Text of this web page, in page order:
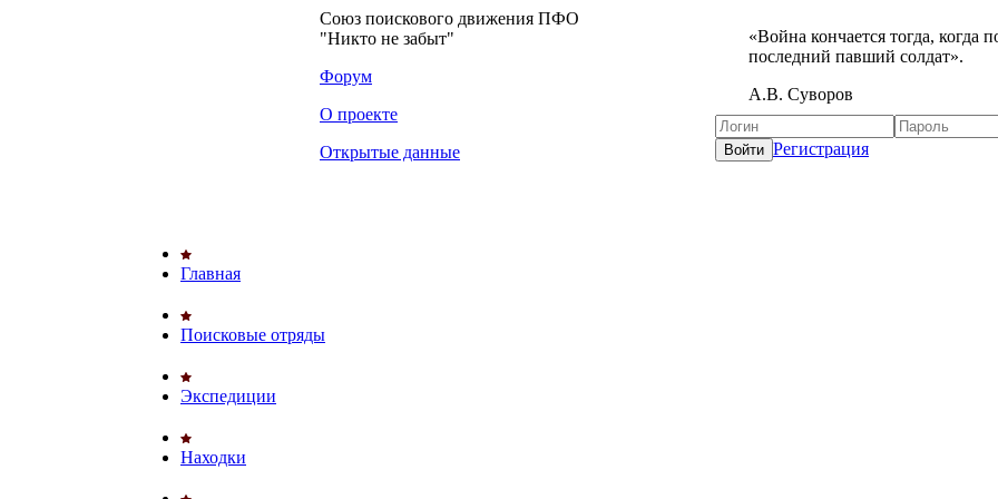
Союз поискового движения ПФО
"Никто не забыт"
Форум
О проекте
Открытые данные
«Война кончается тогда, когда
последний павший солдат».
А.В. Суворов
Регистрация
Главная
Поисковые отряды
Экспедиции
Находки